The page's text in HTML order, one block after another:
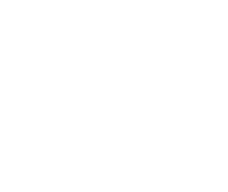
forma como puedo.
cínico y enreda sus pies en mis piernas